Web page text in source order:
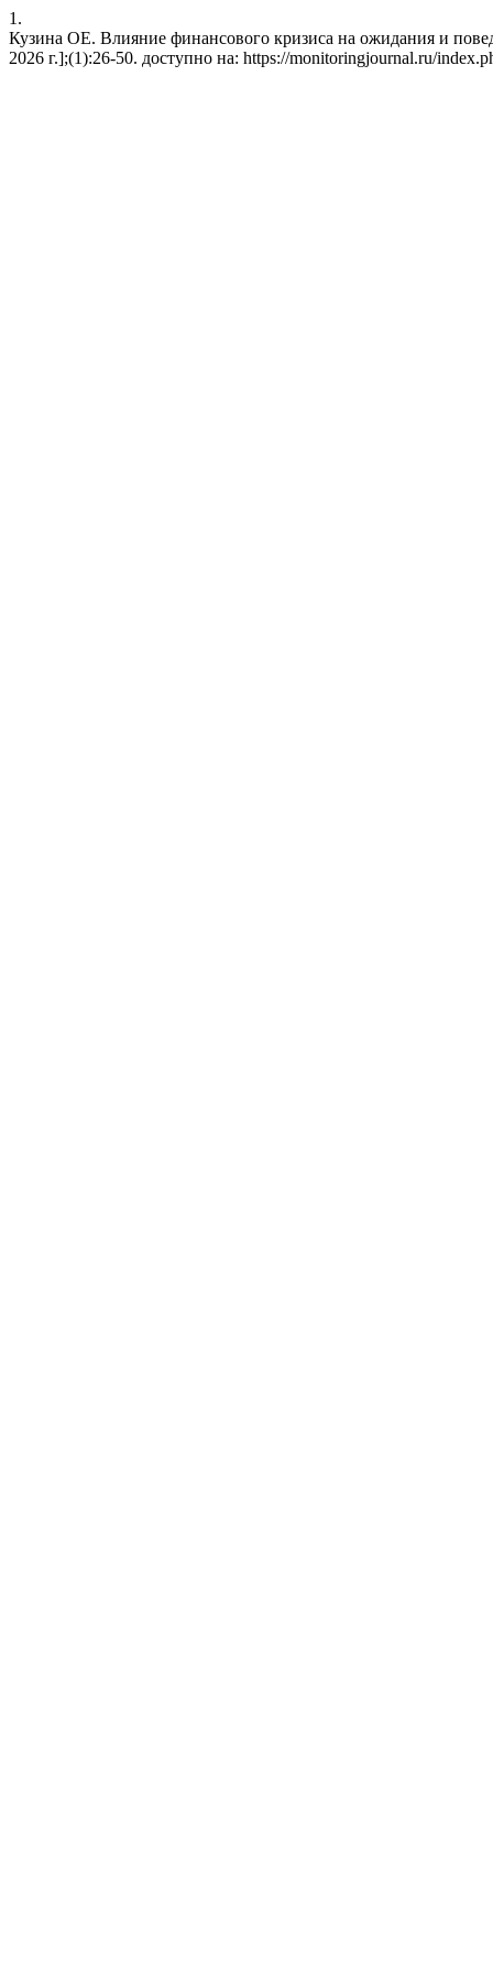
1.
Кузина ОЕ. Влияние финансового кризиса на ожидания и
2026 г.];(1):26-50. доступно на: https://monitoringjournal.ru/